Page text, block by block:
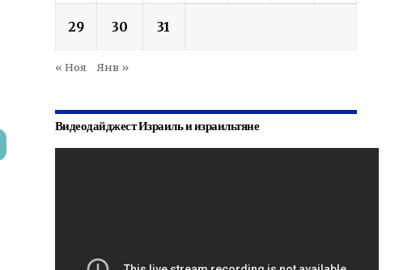
29 30 31
« Ноя Янв »
Видеодайджест Израиль и израильтяне